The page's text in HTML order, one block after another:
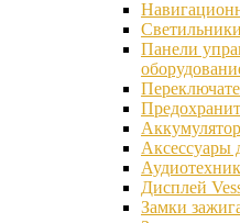
Панели
Аксессуары
Дисплей
Замки